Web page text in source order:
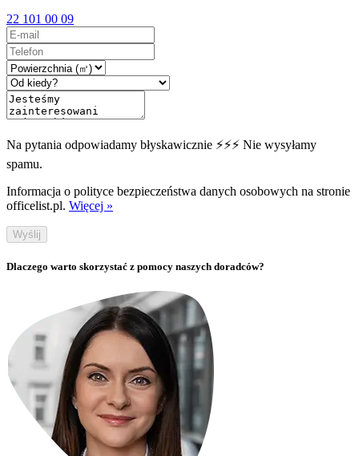
22 101 00 09
Na pytania odpowiadamy błyskawicznie ⚡⚡⚡ Nie wysyłamy
spamu.
Informacja o polityce bezpieczeństwa danych osobowych na stronie
officelist.pl. Więcej »
Wyślij
Dlaczego warto skorzystać z pomocy naszych doradców?